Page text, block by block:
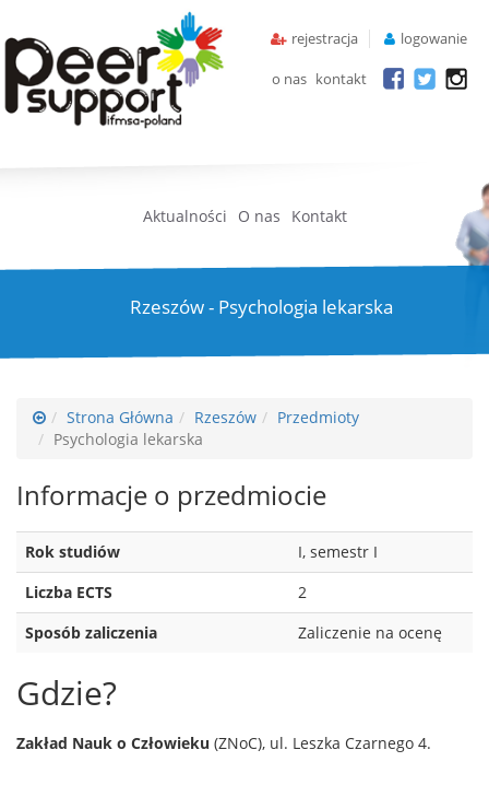
rejestracja logowanie
o nas kontakt
Aktualności O nas Kontakt
Rzeszów - Psychologia lekarska
Strona Główna Rzeszów
Przedmioty
Psychologia lekarska
Informacje o przedmiocie
Rok studiów
I, semestr I
Liczba ECTS
2
Sposób zaliczenia
Zaliczenie na ocenę
Gdzie?
Zakład Nauk o Człowieku (ZNoC), ul. Leszka Czarnego 4.